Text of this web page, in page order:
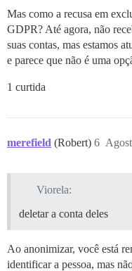
Mas como a recusa em
GDPR? Até agora, não
suas contas, mas estamos
e parece que não é uma
1 curtida
merefield (Robert) 6
Viorela:
deletar a conta deles
Ao anonimizar, você está
identificar a pessoa, mas